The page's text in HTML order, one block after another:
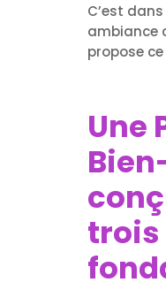
C’est
ambiance
propose
Une
trois